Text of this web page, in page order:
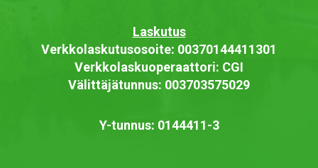
Laskutus
Verkkolaskutusosoite: 00370144411301
Verkkolaskuoperaattori: CGI
Välittäjätunnus: 003703575029
Y-tunnus: 0144411-3